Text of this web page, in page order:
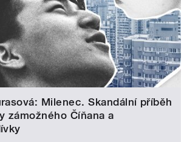
Milenec. Skandální příběh
zámožného Číňana a